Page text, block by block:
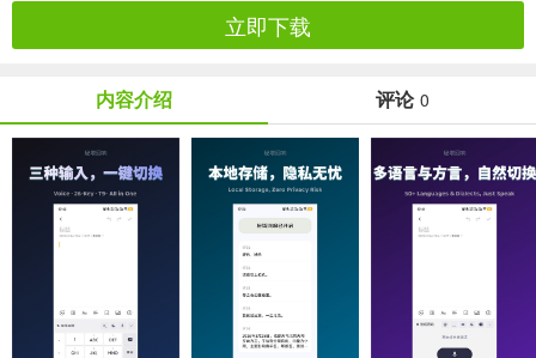
立即下载
内容介绍 评论 0